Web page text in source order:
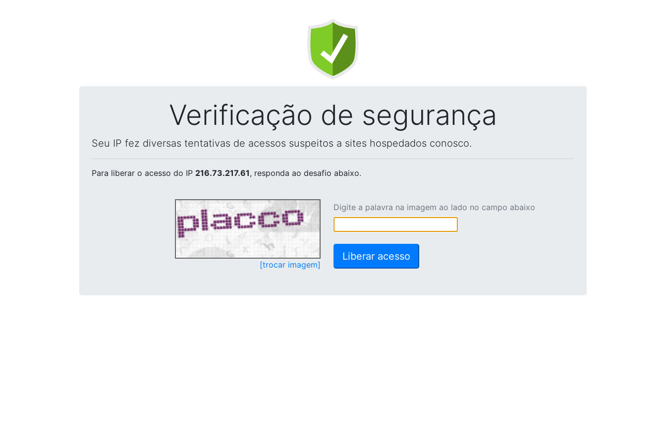
Verificação de segurança
Seu IP fez diversas tentativas de acessos suspeitos a sites hospedados conosco.
Para liberar o acesso do IP 216.73.217.61, responda ao desafio abaixo.
[trocar imagem]
Digite a palavra na imagem ao lado no campo abaixo